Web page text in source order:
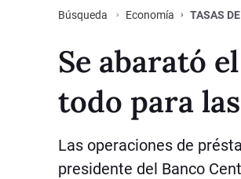
Búsqueda Economía TASAS
Se abarató
todo para
Las operaciones de
presidente del Banco